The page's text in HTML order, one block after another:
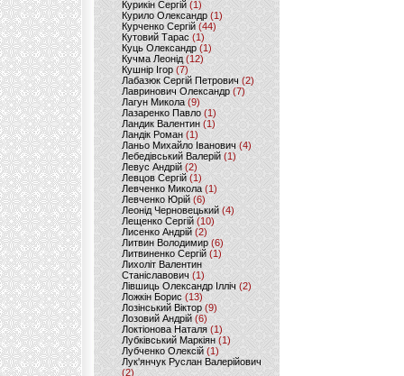
Курикін Сергій(1)
Курило Олександр (1)
Курченко Сергій (44)
Кутовий Тарас (1)
Куць Олександр (1)
Кучма Леонід (12)
Кушнір Ігор(7)
Лабазюк Сергій Петрович (2)
Лавринович Олександр(7)
Лагун Микола(9)
Лазаренко Павло (1)
Ландик Валентин (1)
Ландік Роман (1)
Ланьо Михайло Іванович(4)
Лебедівський Валерій(1)
Левус Андрій(2)
Левцов Сергій (1)
Левченко Микола (1)
Левченко Юрій (6)
Леонід Черновецький (4)
Лещенко Сергій (10)
Лисенко Андрій (2)
Литвин Володимир (6)
Литвиненко Сергій (1)
Лихоліт Валентин
Станіславович (1)
Лівшиць Олександр Ілліч (2)
Ложкін Борис(13)
Лозінський Віктор(9)
Лозовий Андрій (6)
Локтіонова Наталя (1)
Лубківський Маркіян(1)
Лубченко Олексій (1)
Лук'янчук Руслан Валерійович
(2)